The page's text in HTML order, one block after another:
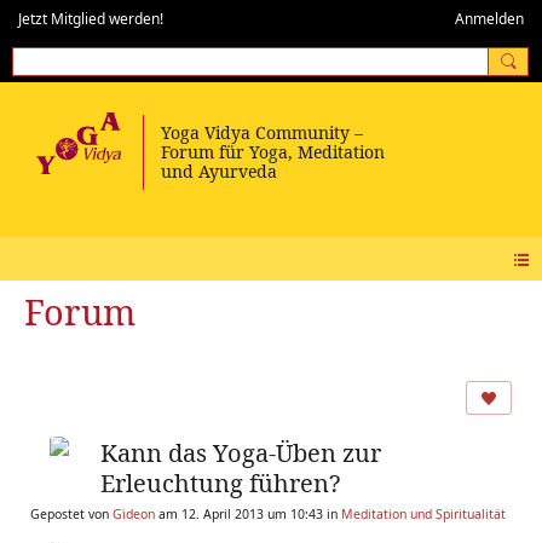
Jetzt Mitglied werden! Anmelden
Forum
Kann das Yoga-Üben zur
Erleuchtung führen?
Gepostet von Gideon am 12. April 2013 um 10:43 in Meditation und Spiritualität